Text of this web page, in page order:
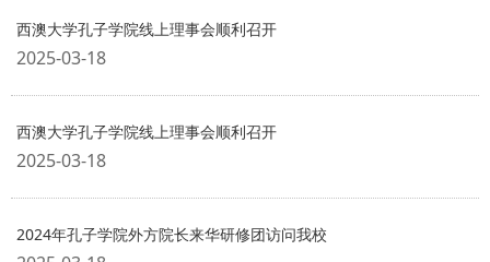
西澳大学孔子学院线上理事会顺利召开
2025-03-18
西澳大学孔子学院线上理事会顺利召开
2025-03-18
2024年孔子学院外方院长来华研修团访问我校